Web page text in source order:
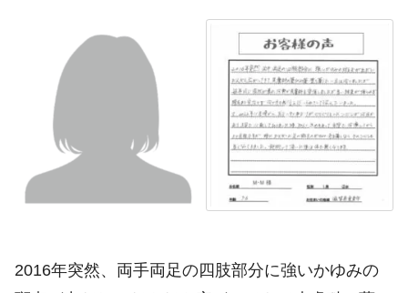
2016年突然、両手両足の四肢部分に強いかゆみの